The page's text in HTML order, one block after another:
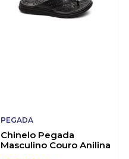
PEGADA
Chinelo Pegada
Masculino Couro Anilina